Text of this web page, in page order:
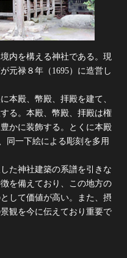
内を構える神社である。現
元禄８年（1695）に造営し
本殿、幣殿、拝殿を建て、
る。本殿、幣殿、拝殿は権
かに装飾する。とくに本殿
同一下絵による彫刻を多用
た神社建築の系譜を引きな
を備えており、この地方の
して価値が高い。また、摂
観を今に伝えており重要で